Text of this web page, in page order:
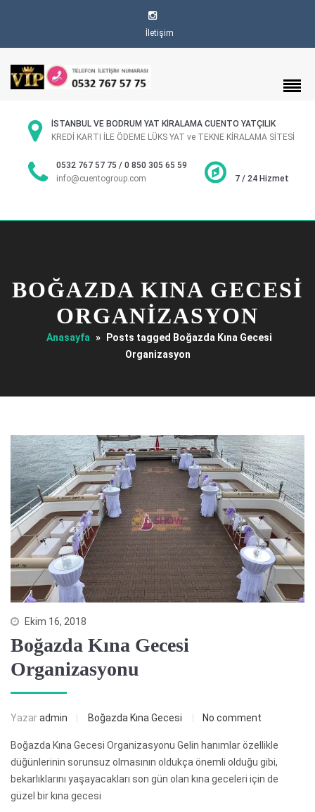
İletişim
İSTANBUL VE BODRUM YAT KİRALAMA CUENTO YATÇILIK
KREDİ KARTI İLE ÖDEME LÜKS YAT ve TEKNE KİRALAMA SİTESİ
0532 767 57 75 / 0 850 305 65 59
info@cuentogroup.com
7 / 24 Hizmet
BOĞAZDA KINA GECESI
ORGANIZASYON
Anasayfa »
Posts tagged Boğazda Kına Gecesi
Organizasyon
Ekim 16, 2018
Boğazda Kına Gecesi
Organizasyonu
Yazaradmin Boğazda Kına Gecesi No comment
Boğazda Kına Gecesi Organizasyonu Gelin hanımlar özellikle
düğünlerinin sorunsuz olmasının oldukça önemli olduğu gibi,
bekarlıklarını yaşayacakları son gün olan kına geceleri için de
güzel bir kına gecesi